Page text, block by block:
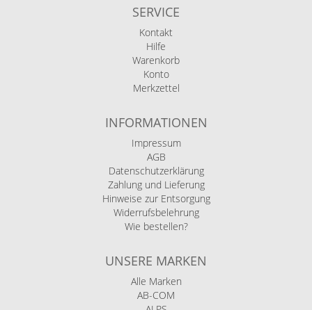
SERVICE
Kontakt
Hilfe
Warenkorb
Konto
Merkzettel
INFORMATIONEN
Impressum
AGB
Datenschutzerklärung
Zahlung und Lieferung
Hinweise zur Entsorgung
Widerrufsbelehrung
Wie bestellen?
UNSERE MARKEN
Alle Marken
AB-COM